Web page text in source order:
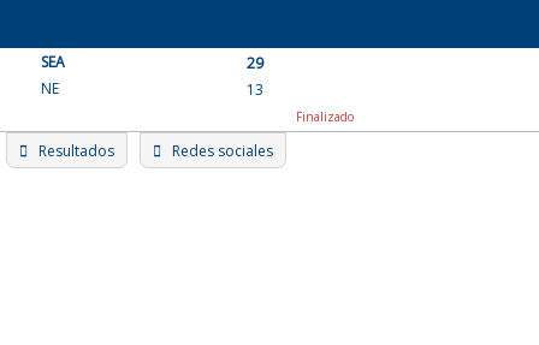
content
SEA
29
NE
13
Finalizado
Resultados Redes sociales